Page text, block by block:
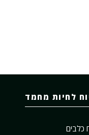
לחיות מחמד
כלבים